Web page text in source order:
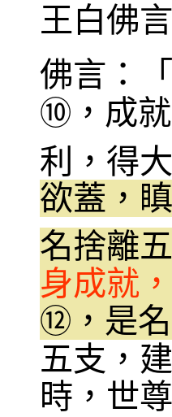
王白佛
佛言：
⑩ ，成
利，得
欲蓋，
名捨離
身成就
⑫ ，是
五支，
時，世